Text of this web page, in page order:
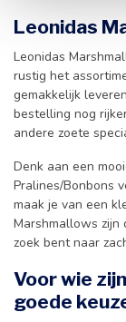
Leonidas
Leonidas
rustig het
gemakkelijk
bestelling nog
andere zoete
Denk aan een
Pralines/Bonbons
maak je van een
Marshmallows zijn
zoek bent naar
Voor wie
goede